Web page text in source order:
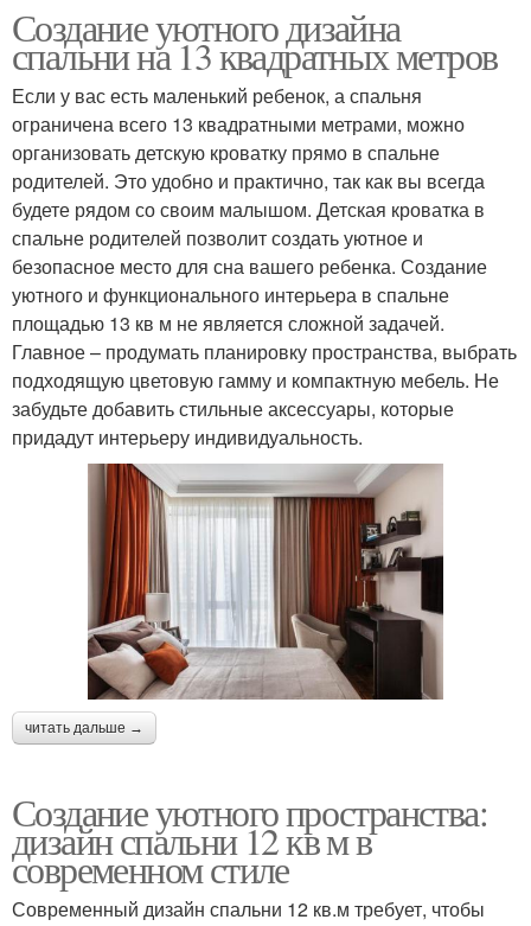
Создание уютного дизайна
спальни на 13 квадратных метров
Если у вас есть маленький ребенок, а спальня
ограничена всего 13 квадратными метрами, можно
организовать детскую кроватку прямо в спальне
родителей. Это удобно и практично, так как вы всегда
будете рядом со своим малышом. Детская кроватка в
спальне родителей позволит создать уютное и
безопасное место для сна вашего ребенка. Создание
уютного и функционального интерьера в спальне
площадью 13 кв м не является сложной задачей.
Главное – продумать планировку пространства, выбрать
подходящую цветовую гамму и компактную мебель. Не
забудьте добавить стильные аксессуары, которые
придадут интерьеру индивидуальность.
читать дальше →
Создание уютного пространства:
дизайн спальни 12 кв м в
современном стиле
Современный дизайн спальни 12 кв.м требует, чтобы